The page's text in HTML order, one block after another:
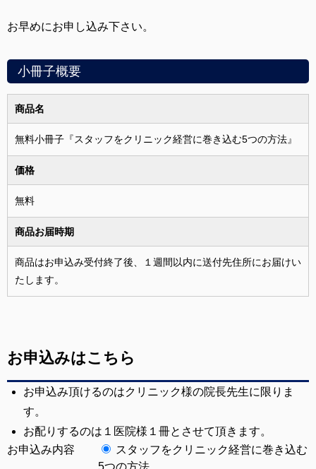
お早めにお申し込み下さい。
小冊子概要
商品名
無料小冊子『スタッフをクリニック経営に巻き込む5つの方法』
価格
無料
商品お届時期
商品はお申込み受付終了後、１週間以内に送付先住所にお届けい
たします。
お申込みはこちら
お申込み頂けるのはクリニック様の院長先生に限りま
す。
お配りするのは１医院様１冊とさせて頂きます。
お申込み内容
スタッフをクリニック経営に巻き込む
5つの方法